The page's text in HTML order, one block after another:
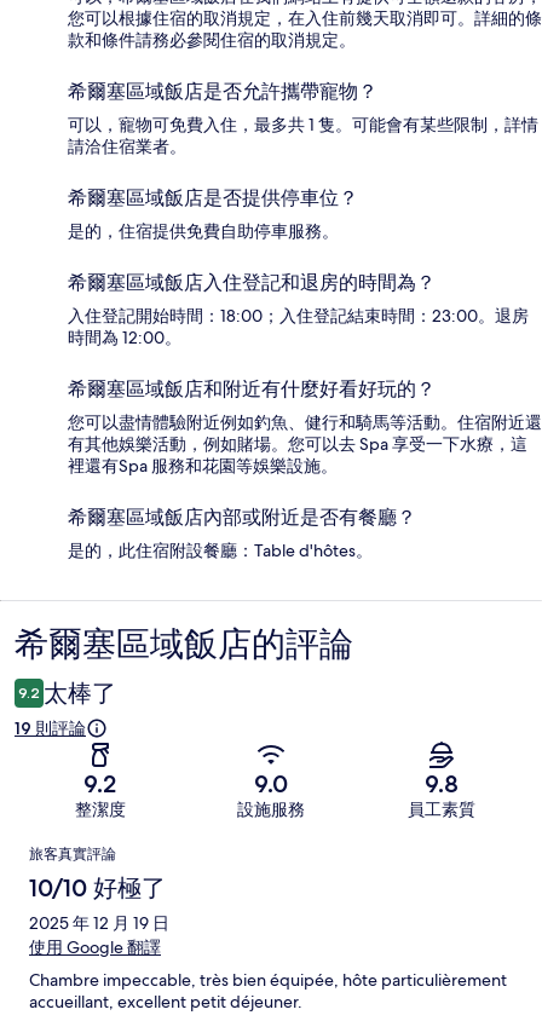
您可以根據住宿的取消規定，在入住前幾天取消即可。詳細的條
款和條件請務必參閱住宿的取消規定。
希爾塞區域飯店是否允許攜帶寵物？
可以，寵物可免費入住，最多共 1 隻。可能會有某些限制，詳情
請洽住宿業者。
希爾塞區域飯店是否提供停車位？
是的，住宿提供免費自助停車服務。
希爾塞區域飯店入住登記和退房的時間為？
入住登記開始時間：18:00；入住登記結束時間：23:00。退房
時間為 12:00。
希爾塞區域飯店和附近有什麼好看好玩的？
您可以盡情體驗附近例如釣魚、健行和騎馬等活動。住宿附近還
有其他娛樂活動，例如賭場。您可以去 Spa 享受一下水療，這
裡還有Spa 服務和花園等娛樂設施。
希爾塞區域飯店內部或附近是否有餐廳？
是的，此住宿附設餐廳：Table d'hôtes。
評
論
希爾塞區域飯店的評論
9.2 太棒了
19 則評論
9.2
整潔度
9.0
設施服務
9.8
員工素質
評
論
旅客真實評論
10/10 好極了
2025 年 12 月 19 日
使用 Google 翻譯
Chambre impeccable, très bien équipée, hôte particulièrement
accueillant, excellent petit déjeuner.